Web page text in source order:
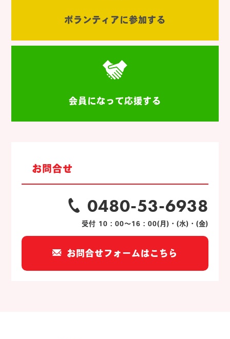
ボランティアに参加する
会員になって応援する
お問合せ
0480-53-6938
受付 10：00～16：00(月)・(水)・(金)
お問合せフォームはこちら